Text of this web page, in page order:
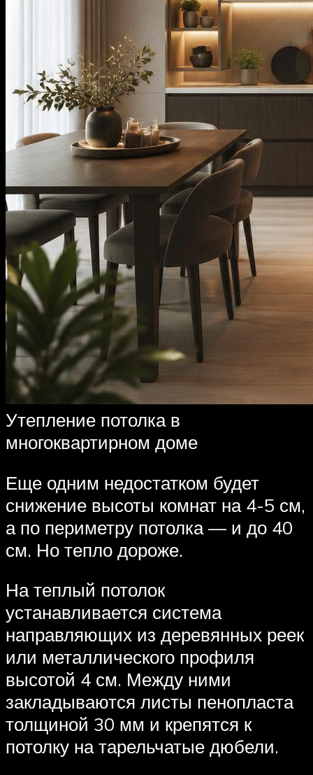
Утепление потолка в
многоквартирном доме
Еще одним недостатком будет
снижение высоты комнат на 4-5 см,
а по периметру потолка — и до 40
см. Но тепло дороже.
На теплый потолок
устанавливается система
направляющих из деревянных реек
или металлического профиля
высотой 4 см. Между ними
закладываются листы пенопласта
толщиной 30 мм и крепятся к
потолку на тарельчатые дюбели.